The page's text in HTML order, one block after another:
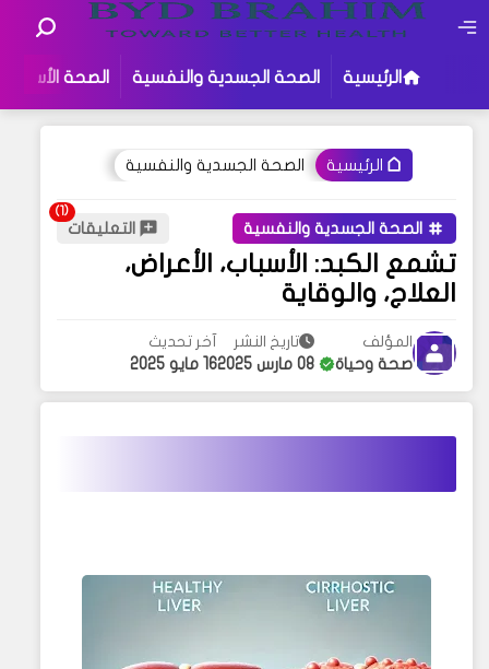
الرئيسية الصحة الجسدية والنفسية الصحة الأسرية
الرئيسية الصحة الجسدية والنفسية
الصحة الجسدية والنفسية التعليقات
تشمع الكبد: الأسباب، الأعراض،
العلاج، والوقاية
المؤلف
صحة وحياة
تاريخ النشر
08 مارس 2025
آخر تحديث
16 مايو 2025